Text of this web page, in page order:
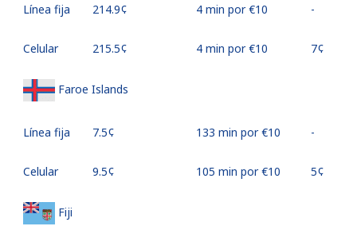
Línea fija ⁦214.9¢⁩ 4 min por ⁦€10⁩ -
Celular ⁦215.5¢⁩ 4 min por ⁦€10⁩ ⁦7¢⁩
Faroe Islands
Línea fija ⁦7.5¢⁩ 133 min por ⁦€10⁩ -
Celular ⁦9.5¢⁩ 105 min por ⁦€10⁩ ⁦5¢⁩
Fiji